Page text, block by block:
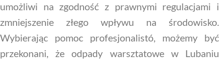
umożliwi na zgodność z prawnymi regulacjami i
zmniejszenie złego wpływu na środowisko.
Wybierając pomoc profesjonalistó, możemy być
przekonani, że odpady warsztatowe w Lubaniu